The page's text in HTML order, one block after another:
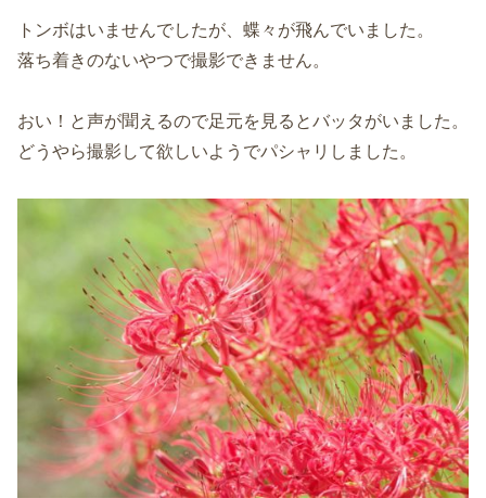
トンボはいませんでしたが、蝶々が飛んでいました。
落ち着きのないやつで撮影できません。
おい！と声が聞えるので足元を見るとバッタがいました。
どうやら撮影して欲しいようでパシャリしました。